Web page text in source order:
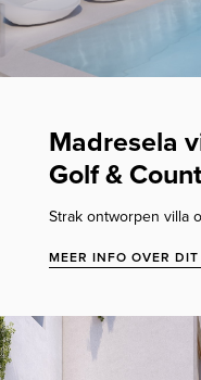
Madresela
Golf &
Strak ontworpen villa
MEER INFO OVER DIT